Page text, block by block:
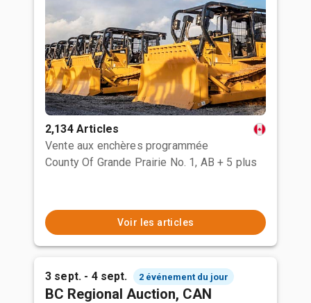
2,134 Articles
Vente aux enchères programmée
County Of Grande Prairie No. 1, AB + 5 plus
Voir les articles
3 sept. - 4 sept. 2 événement du jour
BC Regional Auction, CAN